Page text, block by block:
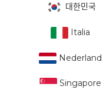
대한민국
Italia
Nederland
Singapore